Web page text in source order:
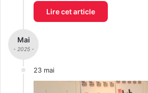
Lire cet article
Mai
- 2025 -
23 mai